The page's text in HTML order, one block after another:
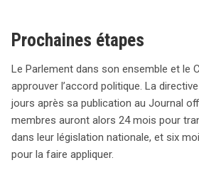
Prochaines étapes
Le Parlement dans son ensemble et le
approuver l’accord politique. La
jours après sa publication au Journal
membres auront alors 24 mois pour
dans leur législation nationale, et six
pour la faire appliquer.